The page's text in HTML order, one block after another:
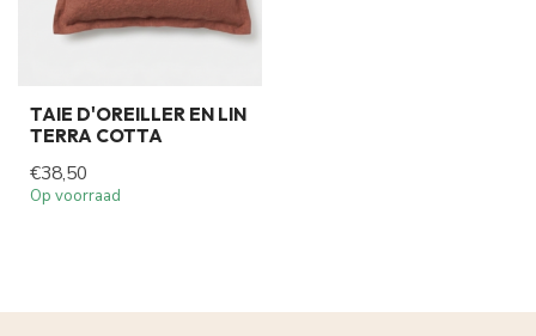
TAIE D'OREILLER EN LIN
TERRA COTTA
€38,50
Op voorraad